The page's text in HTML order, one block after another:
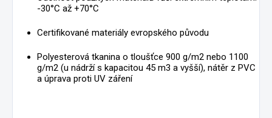
-30°C až +70°C
Certifikované materiály evropského původu
Polyesterová tkanina o tloušťce 900 g/m2 nebo 1100
g/m2 (u nádrží s kapacitou 45 m3 a vyšší), nátěr z PVC
a úprava proti UV záření